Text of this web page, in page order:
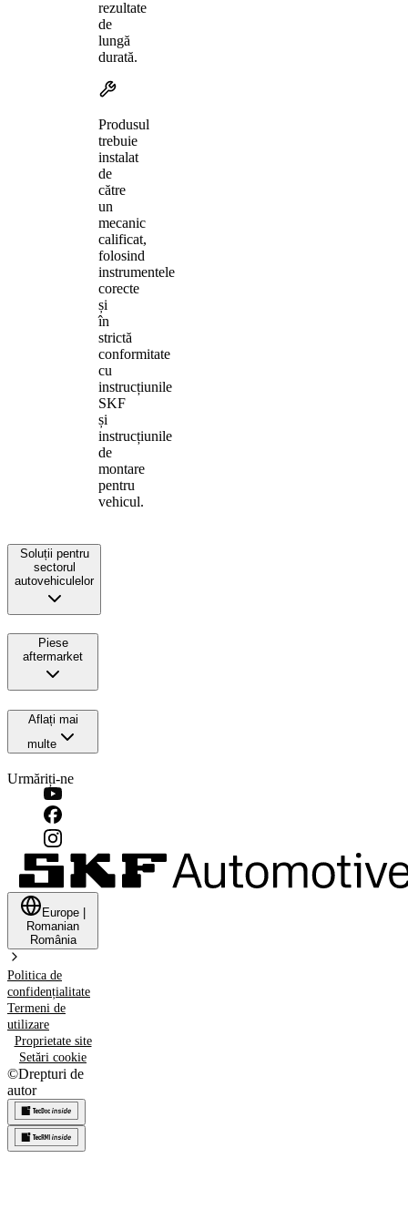
rezultate
de
lungă
durată.
Produsul
trebuie
instalat
de
către
un
mecanic
calificat,
folosind
instrumentele
corecte
și
în
strictă
conformitate
cu
instrucțiunile
SKF
și
instrucțiunile
de
montare
pentru
vehicul.
Soluții pentru
sectorul
autovehiculelor
Piese
aftermarket
Aflați mai
multe
Urmăriți-ne
Europe
Romanian
România
Politica de
confidențialitate
Termeni de
utilizare
Proprietate site
Setări cookie
©Drepturi de
autor